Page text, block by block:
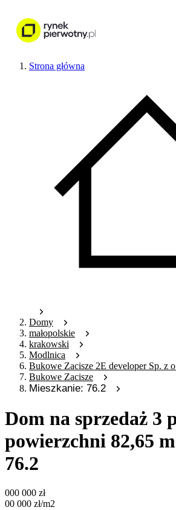
Strona główna
Domy
małopolskie
krakowski
Modlnica
Bukowe Zacisze 2E developer Sp. z
Bukowe Zacisze
Mieszkanie: 76.2
Dom na sprzedaż 3
powierzchni 82,65
76.2
000 000 zł
00 000 zł/m2